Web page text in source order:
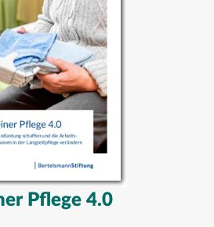
Pflege 4.0